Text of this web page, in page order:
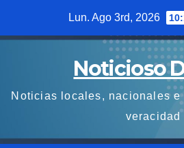
Lun. Ago 3rd, 2026
Noticioso
Noticias locales, nacionales
veracidad